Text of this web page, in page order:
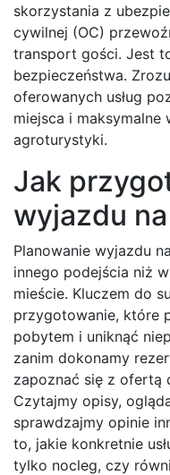
skorzystania z
cywilnej (OC)
transport gości. Jest
bezpieczeństwa.
oferowanych usług
miejsca i maksymalne
agroturystyki.
Jak
wyjazdu
Planowanie wyjazdu
innego podejścia niż
mieście. Kluczem do
przygotowanie, które
pobytem i uniknąć
zanim dokonamy
zapoznać się z ofertą
Czytajmy opisy,
sprawdzajmy opinie
to, jakie konkretnie
tylko nocleg, czy